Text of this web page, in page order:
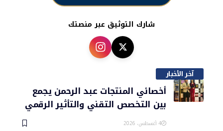
شارك التوثيق عبر منصتك
آخر الأخبار
أخصائي المنتجات عبد الرحمن يجمع
بين التخصص التقني والتأثير الرقمي
4 أغسطس، 2026